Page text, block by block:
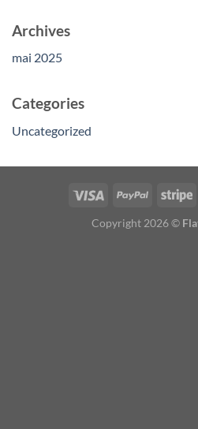
Archives
mai 2025
Categories
Uncategorized
Copyright 2026 ©